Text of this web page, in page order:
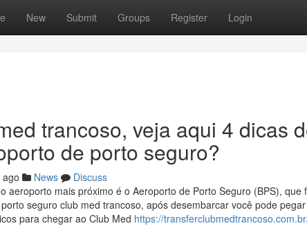
New Submit Groups Register Login
trancoso, veja aqui 4 dicas
de porto seguro?
News
Discuss
aeroporto mais próximo é o Aeroporto de Porto Seguro (BPS), que
seguro club med trancoso, após desembarcar você pode
para chegar ao Club Med https://